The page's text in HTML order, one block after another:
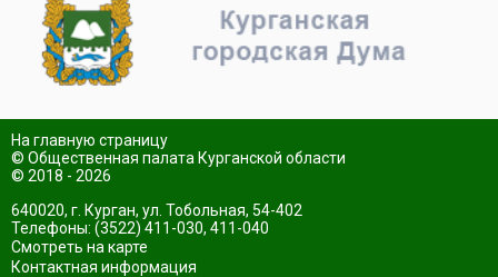
На главную страницу
© Общественная палата Курганской области
© 2018 - 2026
640020, г. Курган, ул. Тобольная, 54-402
Телефоны: (3522) 411-030, 411-040
Смотреть на карте
Контактная информация